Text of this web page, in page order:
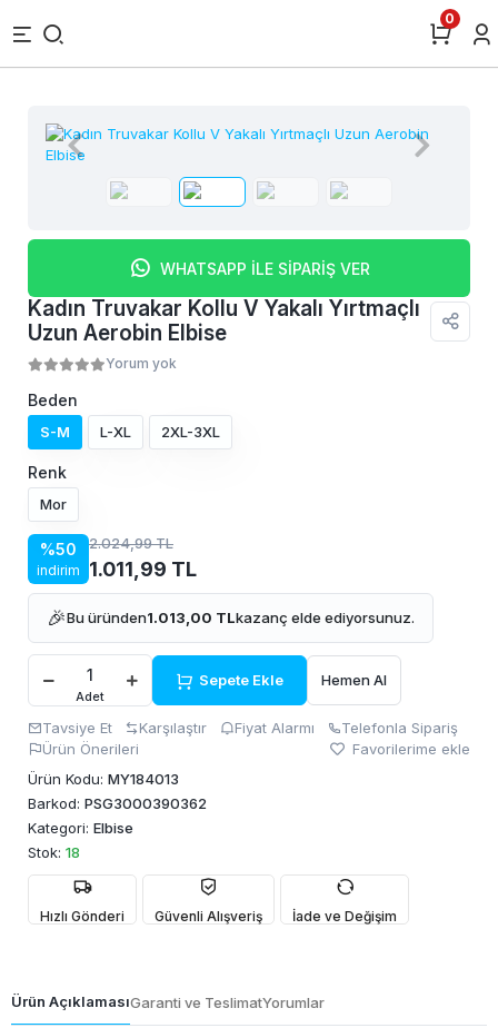
0
WHATSAPP İLE SİPARİŞ VER
Kadın Truvakar Kollu V Yakalı Yırtmaçlı
Uzun Aerobin Elbise
Yorum yok
Beden
S-M L-XL 2XL-3XL
Renk
Mor
%50
indirim
2.024,99 TL
1.011,99 TL
🎉Bu üründen1.013,00 TLkazanç elde ediyorsunuz.
Adet
Sepete Ekle Hemen Al
Tavsiye Et Karşılaştır Fiyat Alarmı
Telefonla Sipariş
Ürün Önerileri
Favorilerime ekle
Ürün Kodu: MY184013
Barkod: PSG3000390362
Kategori: Elbise
Stok: 18
Hızlı Gönderi Güvenli Alışveriş İade ve Değişim
Ürün AçıklamasıGaranti ve TeslimatYorumlar